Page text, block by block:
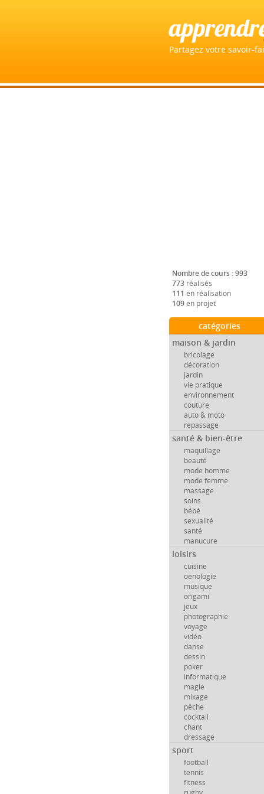
Partagez votre savoir-
Nombre de cours : 993
773 réalisés
111 en réalisation
109en projet
catégories
maison & jardin
bricolage
décoration
jardin
vie pratique
environnement
couture
auto & moto
repassage
santé & bien-être
maquillage
beauté
mode homme
mode femme
massage
soins
bébé
sexualité
santé
manucure
loisirs
cuisine
oenologie
musique
origami
jeux
photographie
voyage
vidéo
danse
dessin
poker
informatique
magie
mixage
pêche
cocktail
chant
dressage
sport
football
tennis
fitness